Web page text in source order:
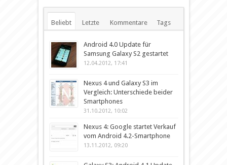
Beliebt Letzte Kommentare Tags
Android 4.0 Update für
Samsung Galaxy S2 gestartet
12.04.2012, 17:41
Nexus 4 und Galaxy S3 im
Vergleich: Unterschiede beider
Smartphones
31.10.2012, 10:02
Nexus 4: Google startet Verkauf
vom Android 4.2-Smartphone
13.11.2012, 09:20